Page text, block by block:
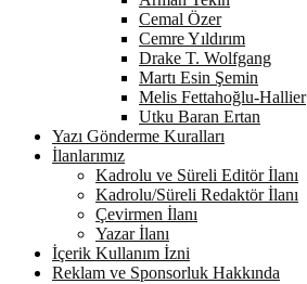
Cemal Özer
Cemre Yıldırım
Drake T. Wolfgang
Martı Esin Şemin
Melis Fettahoğlu-Hallier
Utku Baran Ertan
Yazı Gönderme Kuralları
İlanlarımız
Kadrolu ve Süreli Editör İlanı
Kadrolu/Süreli Redaktör İlanı
Çevirmen İlanı
Yazar İlanı
İçerik Kullanım İzni
Reklam ve Sponsorluk Hakkında